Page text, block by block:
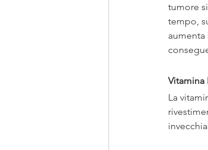
tumore
tempo,
Vitamina
La